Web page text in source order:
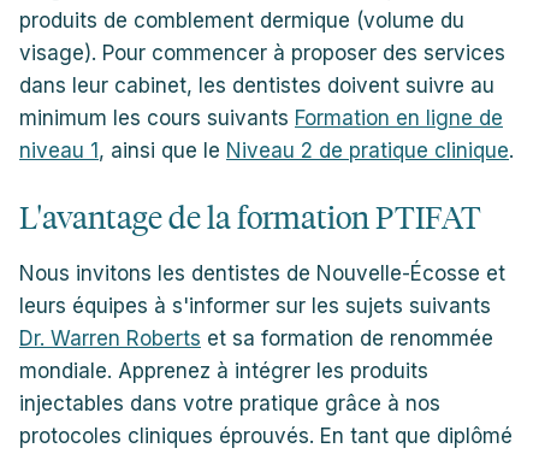
produits de comblement dermique (volume du
visage). Pour commencer à proposer des services
dans leur cabinet, les dentistes doivent suivre au
minimum les cours suivants Formation en ligne de
niveau 1 , ainsi que le Niveau 2 de pratique clinique.
L'avantage de la formation PTIFAT
Nous invitons les dentistes de Nouvelle-Écosse et
leurs équipes à s'informer sur les sujets suivants
Dr. Warren Roberts et sa formation de renommée
mondiale. Apprenez à intégrer les produits
injectables dans votre pratique grâce à nos
protocoles cliniques éprouvés. En tant que diplômé